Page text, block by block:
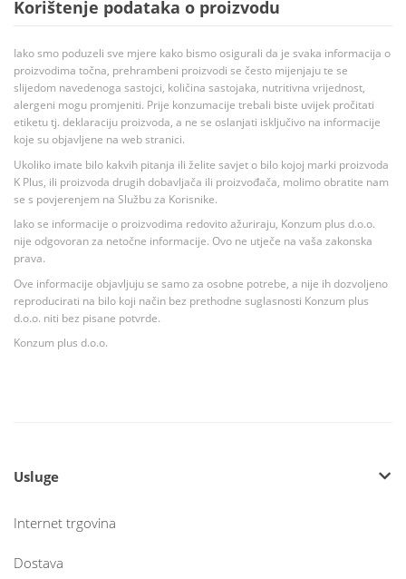
Korištenje podataka o proizvodu
Iako smo poduzeli sve mjere kako bismo osigurali da je svaka informacija o
proizvodima točna, prehrambeni proizvodi se često mijenjaju te se
slijedom navedenoga sastojci, količina sastojaka, nutritivna vrijednost,
alergeni mogu promjeniti. Prije konzumacije trebali biste uvijek pročitati
etiketu tj. deklaraciju proizvoda, a ne se oslanjati isključivo na informacije
koje su objavljene na web stranici.
Ukoliko imate bilo kakvih pitanja ili želite savjet o bilo kojoj marki proizvoda
K Plus, ili proizvoda drugih dobavljača ili proizvođača, molimo obratite nam
se s povjerenjem na Službu za Korisnike.
Iako se informacije o proizvodima redovito ažuriraju, Konzum plus d.o.o.
nije odgovoran za netočne informacije. Ovo ne utječe na vaša zakonska
prava.
Ove informacije objavljuju se samo za osobne potrebe, a nije ih dozvoljeno
reproducirati na bilo koji način bez prethodne suglasnosti Konzum plus
d.o.o. niti bez pisane potvrde.
Konzum plus d.o.o.
Usluge
Internet trgovina
Dostava